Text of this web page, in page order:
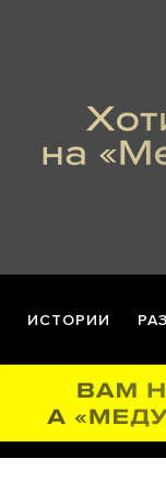
ИСТОРИИ